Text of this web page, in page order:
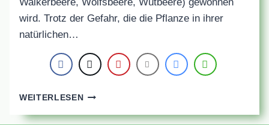
wird. Trotz der Gefahr, die die Pflanze in ihrer
natürlichen…
WEITERLESENATROPA
(SCHWARZE